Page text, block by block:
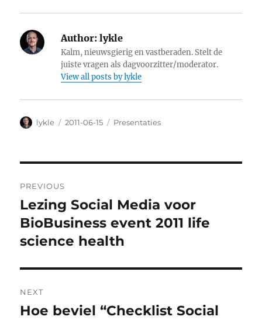
Author: lykle
Kalm, nieuwsgierig en vastberaden. Stelt de
juiste vragen als dagvoorzitter/moderator.
View all posts by lykle
Author
lykle
Posted
2011-06-15 Categories
Presentaties
navigation
PREVIOUS
Previous
post:
Lezing Social Media voor
BioBusiness event 2011 life
science health
NEXT
Next
Hoe beviel “Checklist Social